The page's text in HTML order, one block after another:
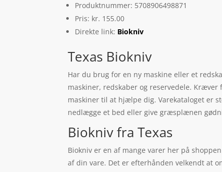
Produktnummer: 5708906498871
Pris: kr. 155.00
Direkte link: Biokniv
Texas Biokniv
Har du brug for en ny maskine eller et
maskiner, redskaber og reservedele.
maskiner til at hjælpe dig. Varekataloget er
nedlægge et bed eller give græsplænen
Biokniv fra Texas
Biokniv er en af mange varer her på
af din vare. Det er efterhånden velkendt at